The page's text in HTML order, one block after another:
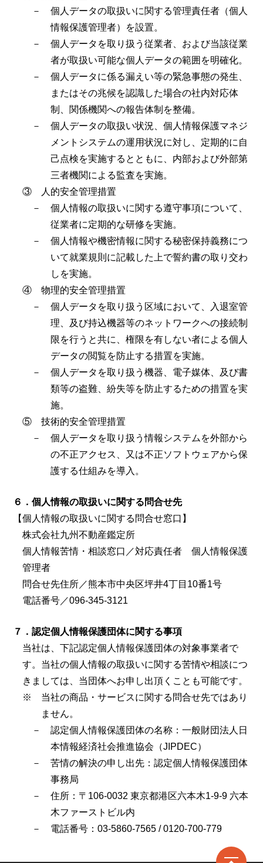
－ 個人データの取扱いに関する管理責任者（個人
情報保護管理者）を設置。
－ 個人データを取り扱う従業者、および当該従業
者が取扱い可能な個人データの範囲を明確化。
－ 個人データに係る漏えい等の緊急事態の発生、
またはその兆候を認識した場合の社内対応体
制、関係機関への報告体制を整備。
－ 個人データの取扱い状況、個人情報保護マネジ
メントシステムの運用状況に対し、定期的に自
己点検を実施するとともに、内部および外部第
三者機関による監査を実施。
③ 人的安全管理措置
－ 個人情報の取扱いに関する遵守事項について、
従業者に定期的な研修を実施。
－ 個人情報や機密情報に関する秘密保持義務につ
いて就業規則に記載した上で誓約書の取り交わ
しを実施。
④ 物理的安全管理措置
－ 個人データを取り扱う区域において、入退室管
理、及び持込機器等のネットワークへの接続制
限を行うと共に、権限を有しない者による個人
データの閲覧を防止する措置を実施。
－ 個人データを取り扱う機器、電子媒体、及び書
類等の盗難、紛失等を防止するための措置を実
施。
⑤ 技術的安全管理措置
－ 個人データを取り扱う情報システムを外部から
の不正アクセス、又は不正ソフトウェアから保
護する仕組みを導入。
６．個人情報の取扱いに関する問合せ先
【個人情報の取扱いに関する問合せ窓口】
株式会社九州不動産鑑定所
個人情報苦情・相談窓口／対応責任者 個人情報保護
管理者
問合せ先住所／熊本市中央区坪井4丁目10番1号
電話番号／096-345-3121
７．認定個人情報保護団体に関する事項
当社は、下記認定個人情報保護団体の対象事業者で
す。当社の個人情報の取扱いに関する苦情や相談につ
きましては、当団体へお申し出頂くことも可能です。
※ 当社の商品・サービスに関する問合せ先ではあり
ません。
－ 認定個人情報保護団体の名称：一般財団法人日
本情報経済社会推進協会（JIPDEC）
－ 苦情の解決の申し出先：認定個人情報保護団体
事務局
－ 住所：〒106-0032 東京都港区六本木1-9-9 六本
木ファーストビル内
－ 電話番号：03-5860-7565 / 0120-700-779